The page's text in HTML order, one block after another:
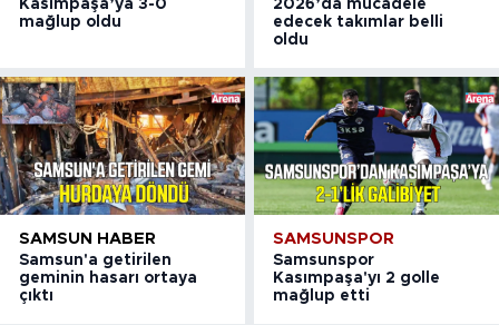
Kasımpaşa’ya 3-0
mağlup oldu
2026’da mücadele
edecek takımlar belli
oldu
SAMSUN HABER
Samsun'a getirilen
geminin hasarı ortaya
çıktı
SAMSUNSPOR
Samsunspor
Kasımpaşa'yı 2 golle
mağlup etti